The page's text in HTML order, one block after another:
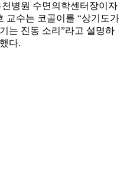
병원 수면의학센터장이자
교수는 코골이를 “상기도가
는 진동 소리”라고 설명하
다.